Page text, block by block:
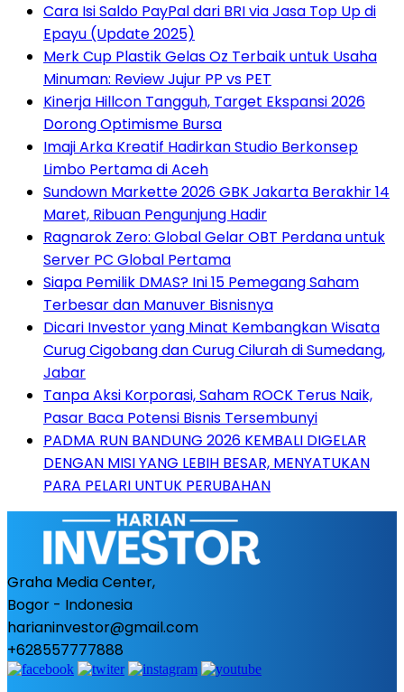
Cara Isi Saldo PayPal dari BRI via Jasa Top Up di
Epayu (Update 2025)
Merk Cup Plastik Gelas Oz Terbaik untuk Usaha
Minuman: Review Jujur PP vs PET
Kinerja Hillcon Tangguh, Target Ekspansi 2026
Dorong Optimisme Bursa
Imaji Arka Kreatif Hadirkan Studio Berkonsep
Limbo Pertama di Aceh
Sundown Markette 2026 GBK Jakarta Berakhir 14
Maret, Ribuan Pengunjung Hadir
Ragnarok Zero: Global Gelar OBT Perdana untuk
Server PC Global Pertama
Siapa Pemilik DMAS? Ini 15 Pemegang Saham
Terbesar dan Manuver Bisnisnya
Dicari Investor yang Minat Kembangkan Wisata
Curug Cigobang dan Curug Cilurah di Sumedang,
Jabar
Tanpa Aksi Korporasi, Saham ROCK Terus Naik,
Pasar Baca Potensi Bisnis Tersembunyi
PADMA RUN BANDUNG 2026 KEMBALI DIGELAR
DENGAN MISI YANG LEBIH BESAR, MENYATUKAN
PARA PELARI UNTUK PERUBAHAN
Graha Media Center,
Bogor - Indonesia
harianinvestor@gmail.com
+628557777888